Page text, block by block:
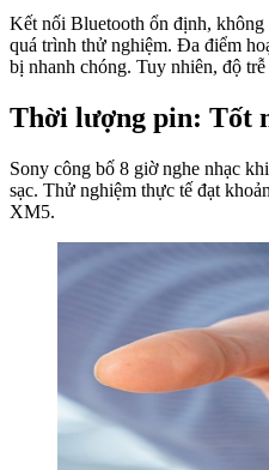
Kết nối Bluetooth ổn định,
quá trình thử nghiệm. Đa điểm
bị nhanh chóng. Tuy nhiên, độ
Thời lượng pin: Tốt
Sony công bố 8 giờ nghe nhạc
sạc. Thử nghiệm thực tế đạt
XM5.